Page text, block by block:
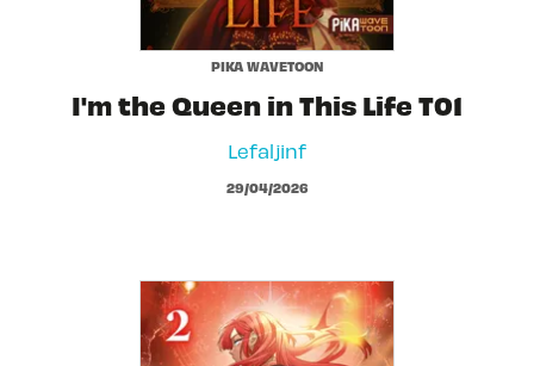
PIKA WAVETOON
I'm the Queen in This Life T01
Lefaljinf
29/04/2026